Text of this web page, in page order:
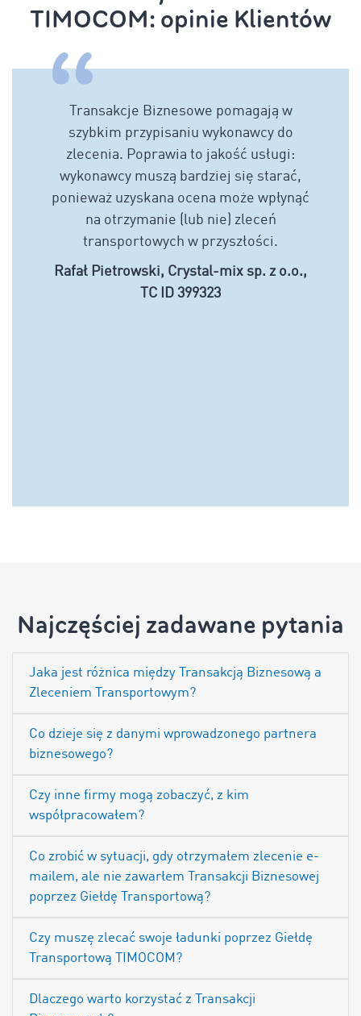
TIMOCOM: opinie Klientów
Transakcje Biznesowe pomagają w
szybkim przypisaniu wykonawcy do
zlecenia. Poprawia to jakość usługi:
wykonawcy muszą bardziej się starać,
ponieważ uzyskana ocena może wpłynąć
na otrzymanie (lub nie) zleceń
transportowych w przyszłości.
Rafał Pietrowski, Crystal-mix sp. z o.o.,
TC ID 399323
Najczęściej zadawane pytania
Jaka jest różnica między Transakcją Biznesową a
Zleceniem Transportowym?
Co dzieje się z danymi wprowadzonego partnera
biznesowego?
Czy inne firmy mogą zobaczyć, z kim
współpracowałem?
Co zrobić w sytuacji, gdy otrzymałem zlecenie e-
mailem, ale nie zawarłem Transakcji Biznesowej
poprzez Giełdę Transportową?
Czy muszę zlecać swoje ładunki poprzez Giełdę
Transportową TIMOCOM?
Dlaczego warto korzystać z Transakcji